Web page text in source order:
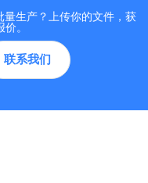
量生产？上传你的文件，获
。
联系我们